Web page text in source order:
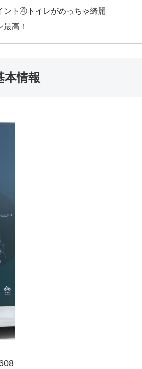
ント④トイレがめっちゃ綺麗
最高！
本情報